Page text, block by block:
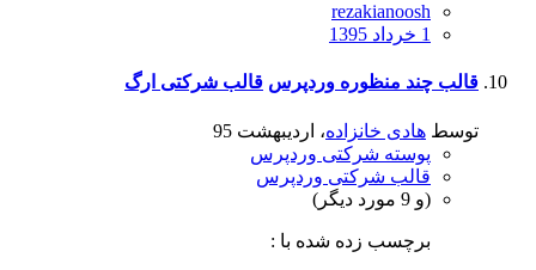
rezakianoosh
1 خرداد 1395
قالب چند منظوره وردپرس قالب شرکتی ارگ
توسط هادی خانزاده، اردیبهشت 95
پوسته شرکتی وردپرس
قالب شرکتی وردپرس
(و 9 مورد دیگر)
برچسب زده شده با :